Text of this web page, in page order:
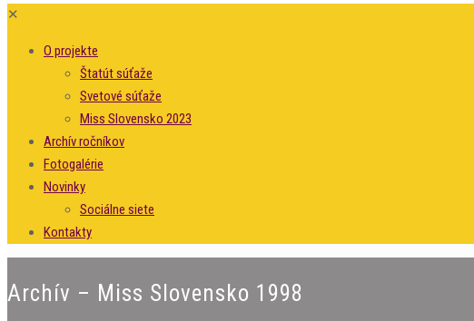
✕
O projekte
Štatút súťaže
Svetové súťaže
Miss Slovensko 2023
Archív ročníkov
Fotogalérie
Novinky
Sociálne siete
Kontakty
Archív – Miss Slovensko 1998